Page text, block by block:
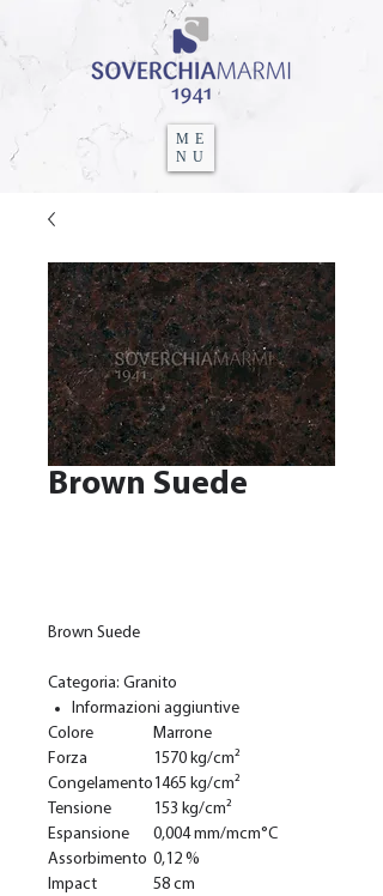
ME
NU
Brown Suede
Brown Suede
Categoria: Granito
Informazioni aggiuntive
Colore
Marrone
Forza
1570 kg/cm²
Congelamento 1465 kg/cm²
Tensione
153 kg/cm²
Espansione
0,004 mm/mcm°C
Assorbimento 0,12 %
Impact
58 cm